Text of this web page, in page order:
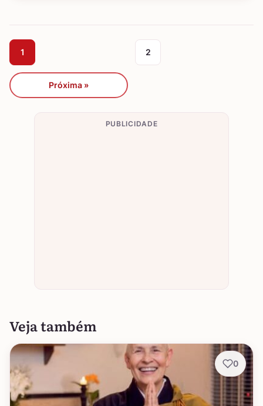
1 2
Próxima »
PUBLICIDADE
Veja também
0